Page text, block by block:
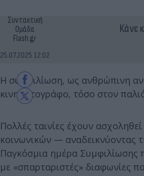
Συντακτική
Ομάδα
Flash.gr
25.07.2025 12:02
Κάνε
Η συμφιλίωση, ως ανθρώπινη
κινηματογράφο, τόσο στον
Πολλές ταινίες έχουν
κοινωνικών — αναδεικνύοντας
Παγκόσμια ημέρα Συμφιλίωσης
με «σπαρταριστές» διαφωνίες